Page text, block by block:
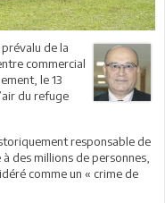
de la
commercial
le 13
du refuge
responsable de
des millions de personnes,
comme un « crime de